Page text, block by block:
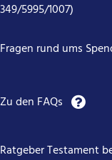
349/5995/1007)
Fragen rund ums
Zu den FAQs
Ratgeber Testament